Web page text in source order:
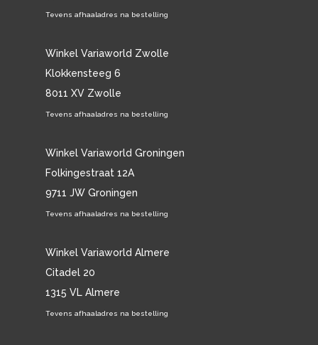
Tevens afhaaladres na bestelling
Winkel Variaworld Zwolle
Klokkensteeg 6
8011 XV Zwolle
Tevens afhaaladres na bestelling
Winkel Variaworld Groningen
Folkingestraat 12A
9711 JW Groningen
Tevens afhaaladres na bestelling
Winkel Variaworld Almere
Citadel 20
1315 VL Almere
Tevens afhaaladres na bestelling